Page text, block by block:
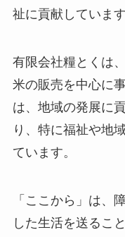
祉に貢献しています
有限会社糧とくは
米の販売を中心に
は、地域の発展に
り、特に福祉や地
ています。
「ここから」は、
した生活を送るこ